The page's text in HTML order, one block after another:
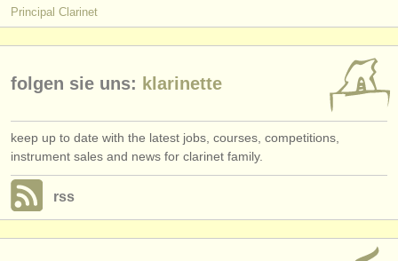
Principal Clarinet
folgen sie uns: klarinette
keep up to date with the latest jobs, courses, competitions,
instrument sales and news for clarinet family.
rss